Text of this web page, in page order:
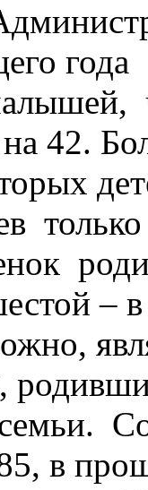
42.
только
–
в